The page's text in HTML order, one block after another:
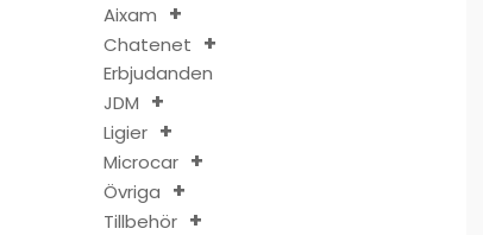
Aixam
Chatenet
Erbjudanden
JDM
Ligier
Microcar
Övriga
Tillbehör